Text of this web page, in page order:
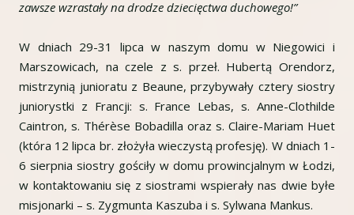
zawsze wzrastały na drodze dziecięctwa duchowego!”
W dniach 29-31 lipca w naszym domu w Niegowici i
Marszowicach, na czele z s. przeł. Hubertą Orendorz,
mistrzynią junioratu z Beaune, przybywały cztery siostry
juniorystki z Francji: s. France Lebas, s. Anne-Clothilde
Caintron, s. Thérèse Bobadilla oraz s. Claire-Mariam Huet
(która 12 lipca br. złożyła wieczystą profesję). W dniach 1-
6 sierpnia siostry gościły w domu prowincjalnym w Łodzi,
w kontaktowaniu się z siostrami wspierały nas dwie byłe
misjonarki – s. Zygmunta Kaszuba i s. Sylwana Mankus.